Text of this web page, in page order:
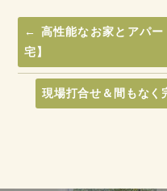
←
高性能なお家とアパ
宅】
現場打合せ＆間もな